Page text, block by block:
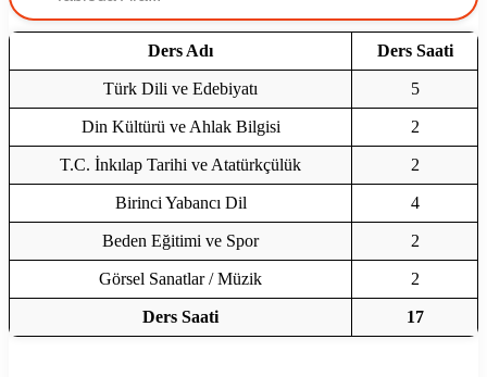
Ders Adı Ders Saati
Türk Dili ve Edebiyatı 5
Din Kültürü ve Ahlak Bilgisi 2
T.C. İnkılap Tarihi ve Atatürkçülük 2
Birinci Yabancı Dil 4
Beden Eğitimi ve Spor 2
Görsel Sanatlar / Müzik 2
Ders Saati 17